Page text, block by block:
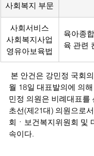
사회복지 부문
사회서비스
사회복지사업
영유아보육법
육아종
육 관련
본 안건은 강민정 국회
월 18일 대표발의에 의
민정 의원은 비례대표를
초선(제21대) 의원으로
회ㆍ보건복지위원회 및
속이다.